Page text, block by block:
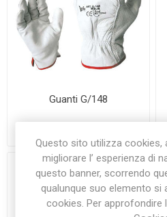
Guanti G/148
Questo sito utilizza cookies,
migliorare l’ esperienza di
questo banner, scorrendo
qualunque suo elemento si
cookies. Per approfondire